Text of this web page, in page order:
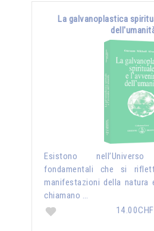
La galvanoplastica
Esistono
fondamentali che si
manifestazioni della natura
chiamano …
14.00CHF